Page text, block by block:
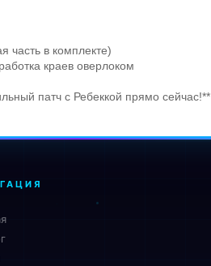
часть в комплекте)
краев оверлоком
патч с Ребеккой прямо сейчас!**